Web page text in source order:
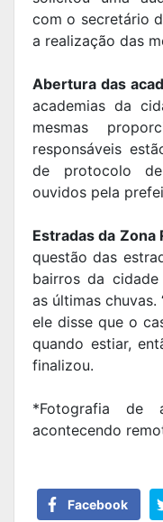
com o secretário
a realização das
Abertura das
academias da
mesmas
responsáveis
de protocolo
ouvidos pela
Estradas da Zona
questão das
bairros da
as últimas
ele disse que o
quando estiar,
finalizou.
*Fotografia de
acontecendo
Facebook